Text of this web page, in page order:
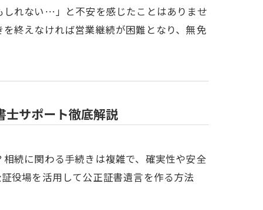
れない…」と不安を感じたことはありませ
終えなければ営業継続が困難となり、無免
士サポート徹底解説
続に関わる手続きは複雑で、確実性や安全
役場を活用して公正証書遺言を作る方法